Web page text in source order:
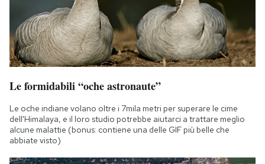
Le formidabili “oche astronaute”
Le oche indiane volano oltre i 7mila metri per superare le cime
dell'Himalaya, e il loro studio potrebbe aiutarci a trattare meglio
alcune malattie (bonus: contiene una delle GIF più belle che
abbiate visto)